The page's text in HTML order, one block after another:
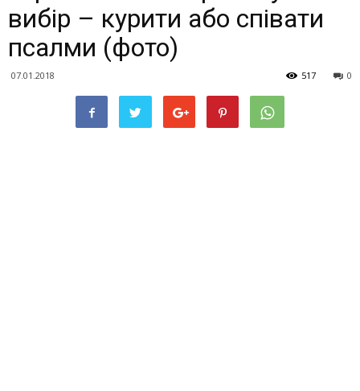
вибір – курити або співати
псалми (фото)
07.01.2018 0
517